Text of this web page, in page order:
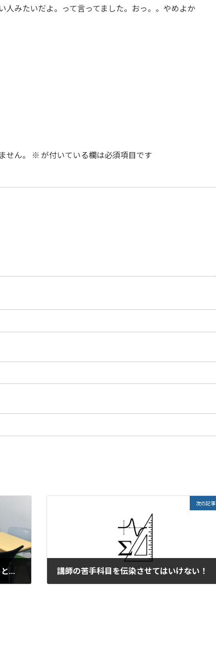
人みたいだよ。って言ってました。おっ。。やめよか
せん。 ※ が付いている欄は必須項目です
中学数学で振替多数だったのでちょっと変わった配置を実施。
次の記事
講師の苦手科目を伝染させてはいけない！